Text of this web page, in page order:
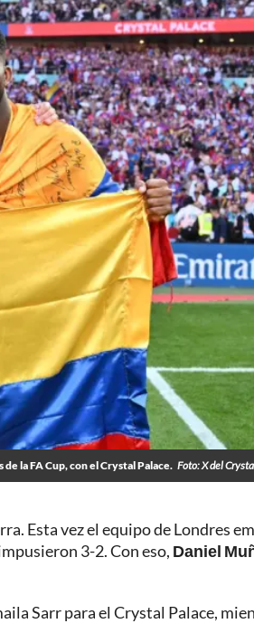
la FA Cup, con el Crystal Palace. Foto: X del
Esta vez el equipo de Londres
3-2. Con eso, Daniel
Sarr para el Crystal Palace,